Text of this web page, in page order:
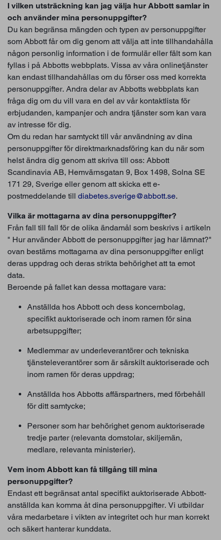
I vilken utsträckning kan jag välja hur Abbott samlar in
och använder mina personuppgifter?
Du kan begränsa mängden och typen av personuppgifter
som Abbott får om dig genom att välja att inte tillhandahålla
någon personlig information i de formulär eller fält som kan
fyllas i på Abbotts webbplats. Vissa av våra onlinetjänster
kan endast tillhandahållas om du förser oss med korrekta
personuppgifter. Andra delar av Abbotts webbplats kan
fråga dig om du vill vara en del av vår kontaktlista för
erbjudanden, kampanjer och andra tjänster som kan vara
av intresse för dig.
Om du redan har samtyckt till vår användning av dina
personuppgifter för direktmarknadsföring kan du när som
helst ändra dig genom att skriva till oss: Abbott
Scandinavia AB, Hemvärnsgatan 9, Box 1498, Solna SE
171 29, Sverige eller genom att skicka ett e-
postmeddelande till diabetes.sverige@abbott.se.
Vilka är mottagarna av dina personuppgifter?
Från fall till fall för de olika ändamål som beskrivs i artikeln
" Hur använder Abbott de personuppgifter jag har lämnat?"
ovan bestäms mottagarna av dina personuppgifter enligt
deras uppdrag och deras strikta behörighet att ta emot
data.
Beroende på fallet kan dessa mottagare vara:
Anställda hos Abbott och dess koncernbolag,
specifikt auktoriserade och inom ramen för sina
arbetsuppgifter;
Medlemmar av underleverantörer och tekniska
tjänsteleverantörer som är särskilt auktoriserade och
inom ramen för deras uppdrag;
Anställda hos Abbotts affärspartners, med förbehåll
för ditt samtycke;
Personer som har behörighet genom auktoriserade
tredje parter (relevanta domstolar, skiljemän,
medlare, relevanta ministerier).
Vem inom Abbott kan få tillgång till mina
personuppgifter?
Endast ett begränsat antal specifikt auktoriserade Abbott-
anställda kan komma åt dina personuppgifter. Vi utbildar
våra medarbetare i vikten av integritet och hur man korrekt
och säkert hanterar kunddata.